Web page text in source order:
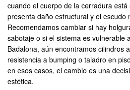
cuando el cuerpo de la cerradura está
presenta daño estructural y el escudo
Recomendamos cambiar si hay
sabotaje o si el sistema es vulnerable
Badalona, aún encontramos cilindros
resistencia a bumping o taladro en
en esos casos, el cambio es una
estética.